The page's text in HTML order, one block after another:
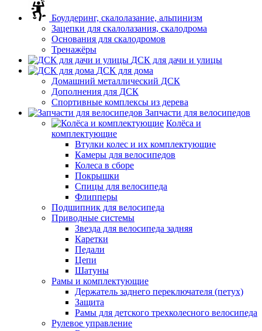
Боулдеринг, скалолазание, альпинизм
Зацепки для скалолазания, скалодрома
Основания для скалодромов
Тренажёры
ДСК для дачи и улицы
ДСК для дома
Домашний металлический ДСК
Дополнения для ДСК
Спортивные комплексы из дерева
Запчасти для велосипедов
Колёса и
комплектующие
Втулки колес и их комплектующие
Камеры для велосипедов
Колеса в сборе
Покрышки
Спицы для велосипеда
Флипперы
Подшипник для велосипеда
Приводные системы
Звезда для велосипеда задняя
Каретки
Педали
Цепи
Шатуны
Рамы и комплектующие
Держатель заднего переключателя (петух)
Защита
Рамы для детского трехколесного велосипеда
Рулевое управление